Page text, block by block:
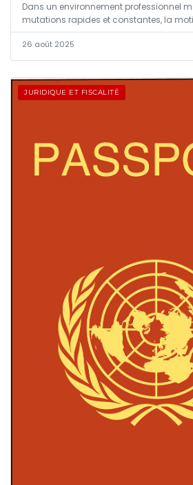
Dans un environnement professionnel
mutations rapides et constantes, la
26 août 2025
JURIDIQUE ET FISCALITÉ